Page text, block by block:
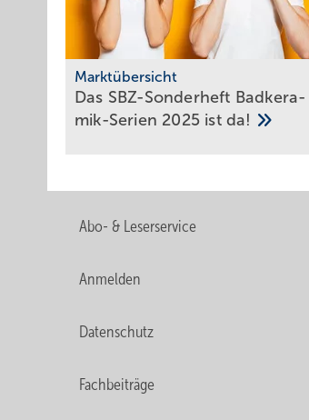
Marktübersicht
Das SBZ-Sonder­heft Bad­ke­ra­
mik-Serien 2025 ist da!
Abo- & Leserservice
Anmelden
Datenschutz
Fachbeiträge